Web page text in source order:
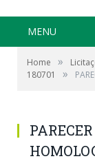
MENU
Home »
180701
»